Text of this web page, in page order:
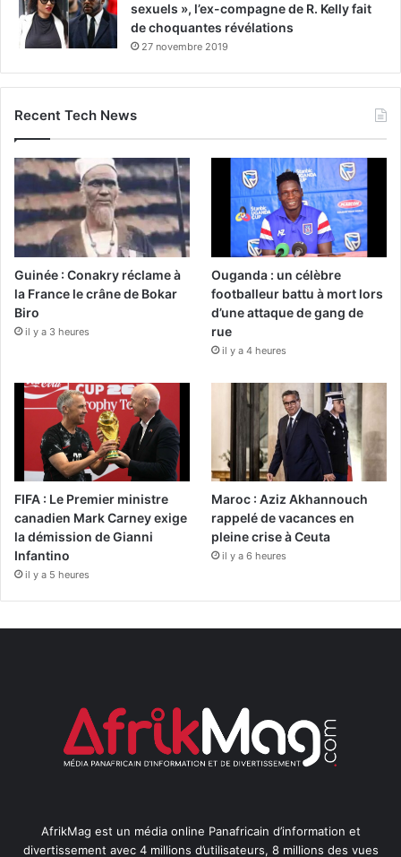
sexuels », l’ex-compagne de R. Kelly fait
de choquantes révélations
27 novembre 2019
Recent Tech News
Guinée : Conakry réclame à
la France le crâne de Bokar
Biro
il y a 3 heures
Ouganda : un célèbre
footballeur battu à mort lors
d’une attaque de gang de
rue
il y a 4 heures
FIFA : Le Premier ministre
canadien Mark Carney exige
la démission de Gianni
Infantino
il y a 5 heures
Maroc : Aziz Akhannouch
rappelé de vacances en
pleine crise à Ceuta
il y a 6 heures
AfrikMag est un média online Panafricain d’information et
divertissement avec 4 millions d’utilisateurs, 8 millions des vues